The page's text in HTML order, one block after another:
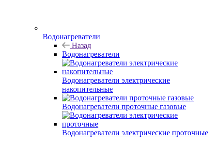
Водонагреватели
Назад
Водонагреватели
Водонагреватели электрические
накопительные
Водонагреватели проточные газовые
Водонагреватели электрические проточные